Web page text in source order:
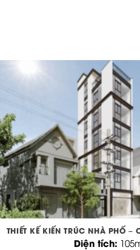
THIẾT KẾ KIẾN TRÚC NHÀ PHỐ –
Diện tích: